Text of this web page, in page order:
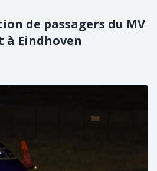
de passagers du MV
Eindhoven